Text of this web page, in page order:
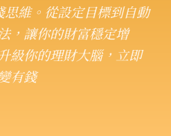
維。從設定目標到自動
，讓你的財富穩定增
級你的理財大腦，立即
有錢